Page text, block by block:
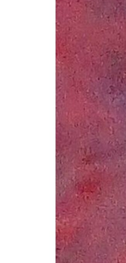
KVÍZ
A
VÁROS
PÉNZÜGYEI
KÖLTSÉGVETÉSI
RENDELETEK